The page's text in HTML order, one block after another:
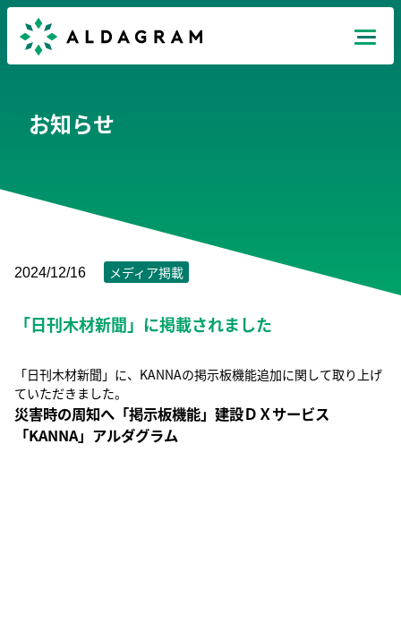
Company
JP EN TH
お知らせ
2024/12/16 メディア掲載
「日刊木材新聞」に掲載されました
「日刊木材新聞」に、KANNAの掲示板機能追加に関して取り上げ
ていただきました。
災害時の周知へ「掲示板機能」建設ＤＸサービス
「KANNA」アルダグラム